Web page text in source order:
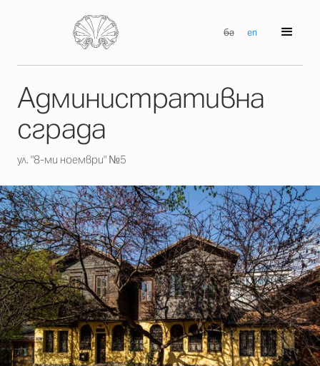
бг en
Административна
сграда
ул. "8-ми ноември" №5